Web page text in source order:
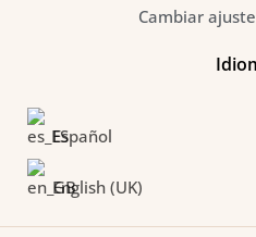
Cambiar
Español
English (UK)